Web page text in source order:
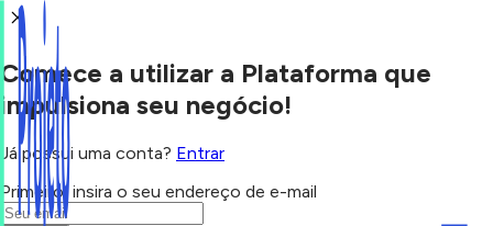
Comece a utilizar a Plataforma que
impulsiona seu negócio!
Já possui uma conta? Entrar
Primeiro, insira o seu endereço de e-mail